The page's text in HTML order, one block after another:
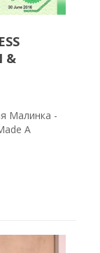
&
Малинка -
A